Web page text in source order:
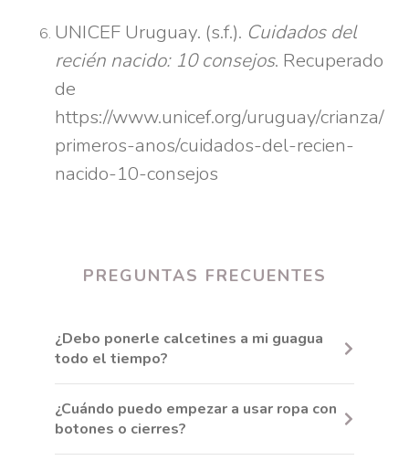
UNICEF Uruguay. (s.f.). Cuidados del
recién nacido: 10 consejos. Recuperado
de
https://www.unicef.org/uruguay/crianza/
primeros-anos/cuidados-del-recien-
nacido-10-consejos
PREGUNTAS FRECUENTES
¿Debo ponerle calcetines a mi guagua
todo el tiempo?
Los calcetines no son necesarios en
interiores si tu hijo usa
pies. En ambientes cálidos, las
¿Cuándo puedo empezar a usar ropa con
botones o cierres?